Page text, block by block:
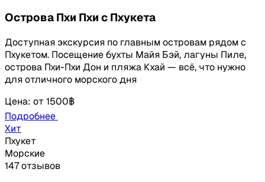
Острова Пхи Пхи с Пхукета
Доступная экскурсия по главным островам рядом с
Пхукетом. Посещение бухты Майя Бэй, лагуны Пиле,
острова Пхи-Пхи Дон и пляжа Кхай — всё, что нужно
для отличного морского дня
Цена: от1500฿
Подробнее
Хит
Пхукет
Морские
147 отзывов